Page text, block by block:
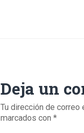
Deja un
Tu dirección de correo
marcados con *